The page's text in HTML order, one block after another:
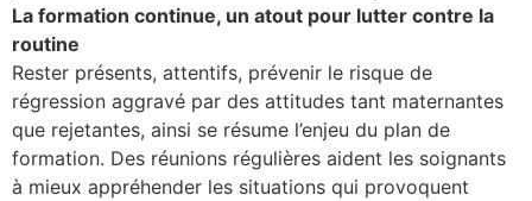
La formation continue, un atout pour lutter contre la
routine
Rester présents, attentifs, prévenir le risque de
régression aggravé par des attitudes tant maternantes
que rejetantes, ainsi se résume l’enjeu du plan de
formation. Des réunions régulières aident les soignants
à mieux appréhender les situations qui provoquent